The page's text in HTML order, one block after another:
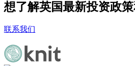
想了解英国最新投资政
联系我们